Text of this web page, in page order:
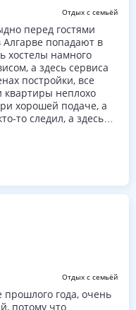
Отдых с семьёй
перед гостями
попадают в
хостелы намного
а здесь сервиса
постройки, все
квартиры неплохо
хорошей подаче, а
то следил, а здесь
этот бизнес
я сомневаюсь
гостей, ванна
стараться. Дорога
нормальной нет. В
утюг, фен и миксер
ужасный и шезлонги
Интернета в
ловит. В
ещё никогда так не
Отдых с семьёй
прошлого года, очень
потому что